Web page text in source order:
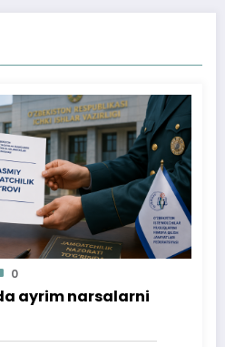
0
ayrim narsalarni